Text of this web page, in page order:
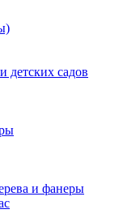
детских садов
и фанеры